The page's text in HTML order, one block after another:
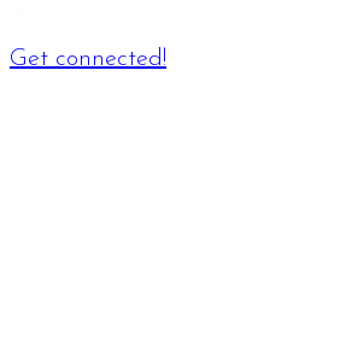
Get connected!